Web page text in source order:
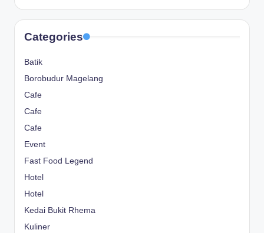
Categories
Batik
Borobudur Magelang
Cafe
Cafe
Cafe
Event
Fast Food Legend
Hotel
Hotel
Kedai Bukit Rhema
Kuliner